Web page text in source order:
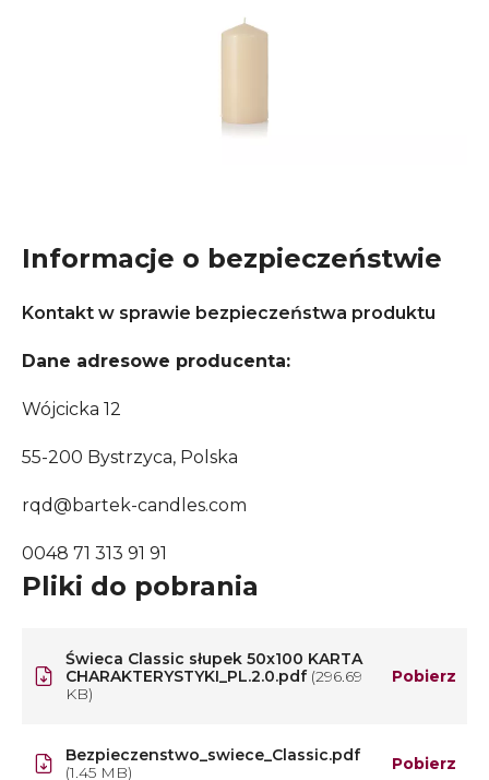
Informacje o bezpieczeństwie
Kontakt w sprawie bezpieczeństwa produktu
Dane adresowe producenta:
Wójcicka 12
55-200 Bystrzyca, Polska
rqd@bartek-candles.com
0048 71 313 91 91
Pliki do pobrania
Świeca Classic słupek 50x100 KARTA
CHARAKTERYSTYKI_PL.2.0.pdf (296.69
KB)
Pobierz
Bezpieczenstwo_swiece_Classic.pdf
(1.45 MB)
Pobierz